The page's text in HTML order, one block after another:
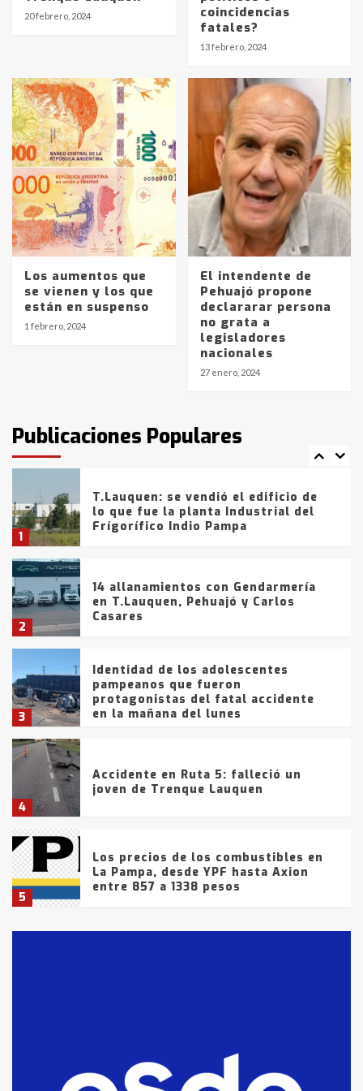
20 febrero, 2024
coincidencias
fatales?
13 febrero, 2024
Los aumentos que
se vienen y los que
están en suspenso
1 febrero, 2024
El intendente de
Pehuajó propone
declararar persona
no grata a
legisladores
nacionales
27 enero, 2024
Publicaciones Populares
3
pampeanos que fueron
en la mañana del lunes
4
Accidente en Ruta 5: falleció un
joven de Trenque Lauquen
Los precios de los combustibles en
La Pampa, desde YPF hasta Axion
entre 857 a 1338 pesos
La Bolsa de Cereales de Bahía
Blanca anticipa que Agosto vendrá
con lluvias y heladas, en gran parte
fueron detenidos por
comercialización de drogas en la
tarde del sábado
1
T.Lauquen: se vendió el edificio de
lo que fue la planta Industrial del
Frígorífico Indio Pampa
2
14 allanamientos con Gendarmería
en T.Lauquen, Pehuajó y Carlos
Casares
3
Identidad de los adolescentes
pampeanos que fueron
protagonistas del fatal accidente
en la mañana del lunes
4
Accidente en Ruta 5: falleció un
joven de Trenque Lauquen
5
Los precios de los combustibles en
La Pampa, desde YPF hasta Axion
entre 857 a 1338 pesos
fueron detenidos por
comercialización de drogas en la
tarde del sábado